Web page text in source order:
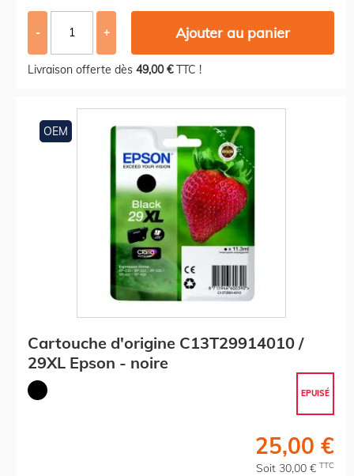
- + Ajouter au panier
Livraison offerte dès 49,00 €TTC !
OEM
Cartouche d'origine C13T29914010 /
29XL Epson - noire
EPUISÉ
25,00 €
Soit 30,00 € TTC